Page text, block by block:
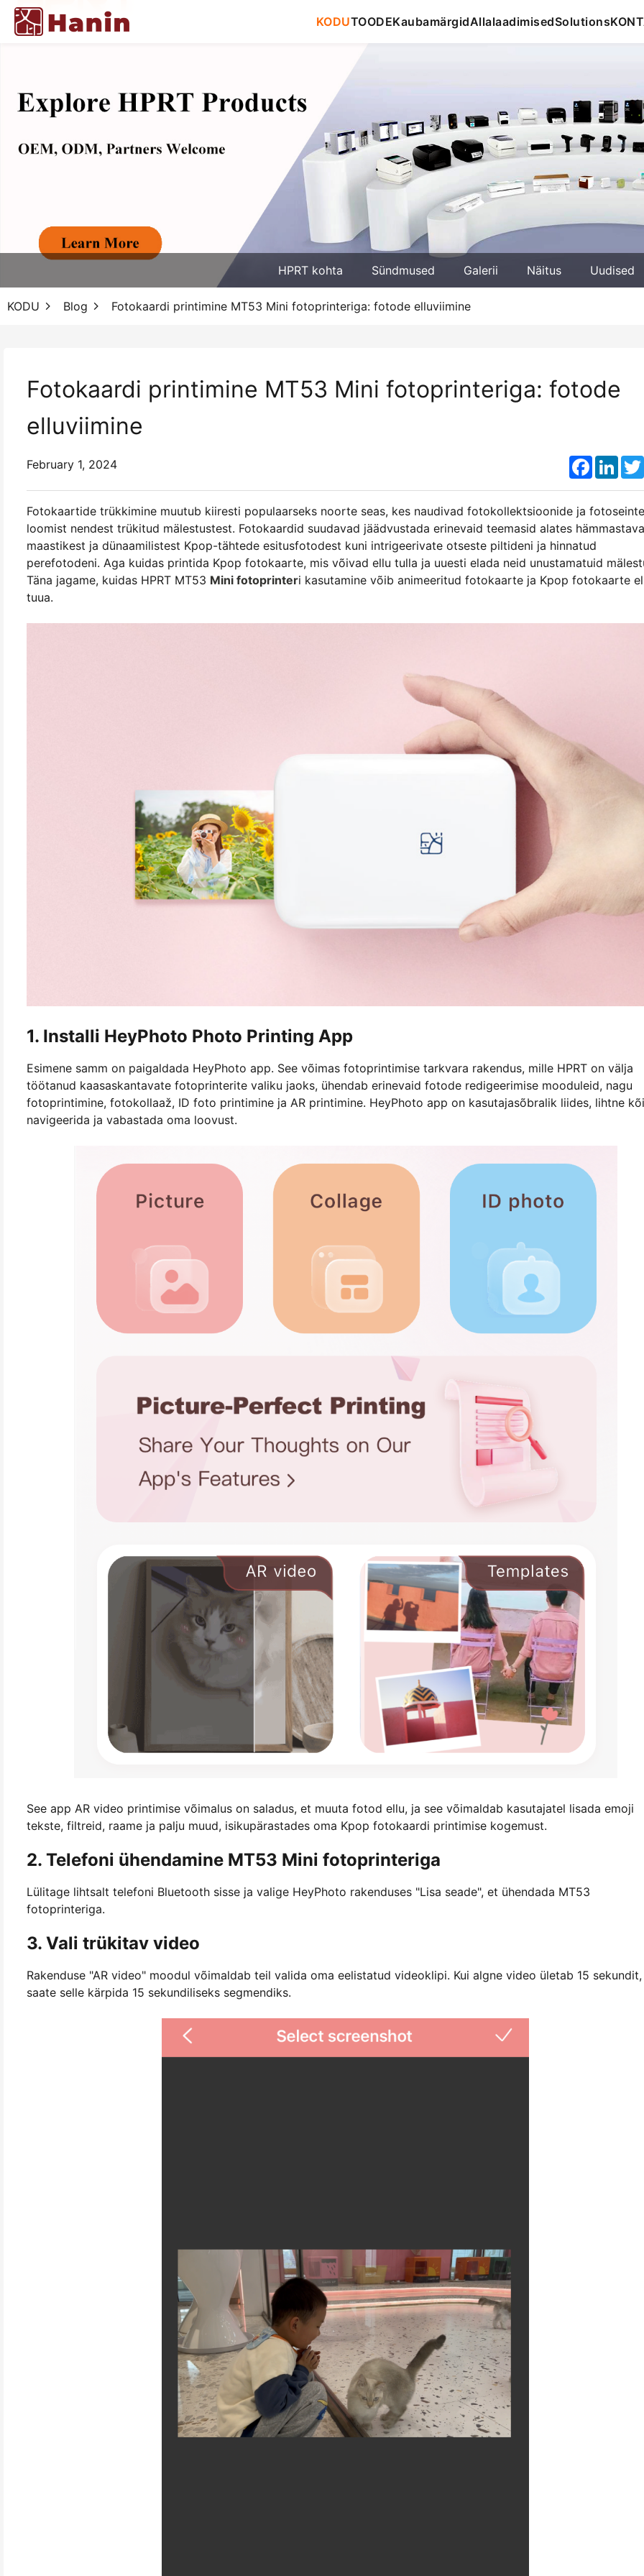
KODUTOODEKaubamärgidAllalaadimisedSolutions
HPRT kohta Sündmused Galerii Näitus Uudised
KODU Blog Fotokaardi printimine MT53 Mini fotoprinteriga: fotode elluviimine
Fotokaardi printimine MT53 Mini fotoprinteriga: fotode
elluviimine
February 1, 2024
Fotokaartide trükkimine muutub kiiresti populaarseks noorte seas, kes naudivad fotokollektsioonide ja fotoseinte
loomist nendest trükitud mälestustest. Fotokaardid suudavad jäädvustada erinevaid teemasid alates
maastikest ja dünaamilistest Kpop-tähtede esitusfotodest kuni intrigeerivate otseste piltideni ja hinnatud
perefotodeni. Aga kuidas printida Kpop fotokaarte, mis võivad ellu tulla ja uuesti elada neid unustamatuid
Täna jagame, kuidas HPRT MT53 Mini fotoprinteri kasutamine võib animeeritud fotokaarte ja Kpop fotokaarte
tuua.
1. Installi HeyPhoto Photo Printing App
Esimene samm on paigaldada HeyPhoto app. See võimas fotoprintimise tarkvara rakendus, mille HPRT on välja
töötanud kaasaskantavate fotoprinterite valiku jaoks, ühendab erinevaid fotode redigeerimise mooduleid, nagu
fotoprintimine, fotokollaaž, ID foto printimine ja AR printimine. HeyPhoto app on kasutajasõbralik liides, lihtne
navigeerida ja vabastada oma loovust.
See app AR video printimise võimalus on saladus, et muuta fotod ellu, ja see võimaldab kasutajatel lisada emoji
tekste, filtreid, raame ja palju muud, isikupärastades oma Kpop fotokaardi printimise kogemust.
2. Telefoni ühendamine MT53 Mini fotoprinteriga
Lülitage lihtsalt telefoni Bluetooth sisse ja valige HeyPhoto rakenduses "Lisa seade", et ühendada MT53
fotoprinteriga.
3. Vali trükitav video
Rakenduse "AR video" moodul võimaldab teil valida oma eelistatud videoklipi. Kui algne video ületab 15 sekundit,
saate selle kärpida 15 sekundiliseks segmendiks.